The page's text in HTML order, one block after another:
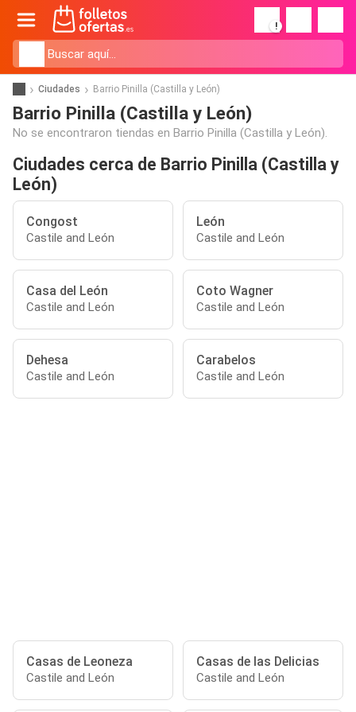
!
Ciudades Barrio Pinilla (Castilla y León)
Barrio Pinilla (Castilla y León)
No se encontraron tiendas en Barrio Pinilla (Castilla y León).
Ciudades cerca de Barrio Pinilla (Castilla y
León)
Congost
Castile and León
León
Castile and León
Casa del León
Castile and León
Coto Wagner
Castile and León
Dehesa
Castile and León
Carabelos
Castile and León
Casas de Leoneza
Castile and León
Casas de las Delicias
Castile and León